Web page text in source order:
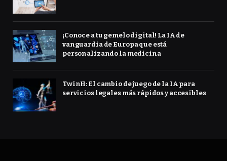
¡Conoce a tu gemelo digital! La IA de
vanguardia de Europa que está
personalizando la medicina
TwinH: El cambio de juego de la IA para
servicios legales más rápidos y accesibles